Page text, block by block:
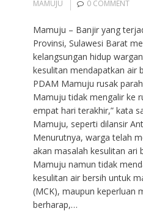
MAMUJU
0 COMMENT
Mamuju – Banjir yang
Provinsi, Sulawesi Barat
kelangsungan hidup
kesulitan mendapatkan air
PDAM Mamuju rusak
Mamuju tidak mengalir ke
empat hari terakhir,” kata
Mamuju, seperti dilansir
Menurutnya, warga telah
akan masalah kesulitan ari
Mamuju namun tidak
kesulitan air bersih untuk
(MCK), maupun keperluan
berharap,…